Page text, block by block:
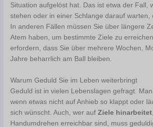
Situation aufgelöst hat. Das ist etwa der Fall,
stehen oder in einer Schlange darauf warten,
In anderen Fällen müssen Sie über längere
Atem haben, um bestimmte Ziele zu
erfordern, dass Sie über mehrere Wochen,
Jahre beharrlich am Ball bleiben.
Warum Geduld Sie im Leben weiterbringt
Geduld ist in vielen Lebenslagen gefragt.
wenn etwas nicht auf Anhieb so klappt oder
sich wünscht. Auch, wer aufZiele hinarbeitet
Handumdrehen erreichbar sind, muss